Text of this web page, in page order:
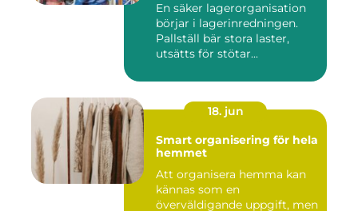
En säker lagerorganisation
börjar i lagerinredningen.
Pallställ bär stora laster,
utsätts för stötar...
18. jun
Smart organisering för hela
hemmet
Att organisera hemma kan
kännas som en
överväldigande uppgift, men